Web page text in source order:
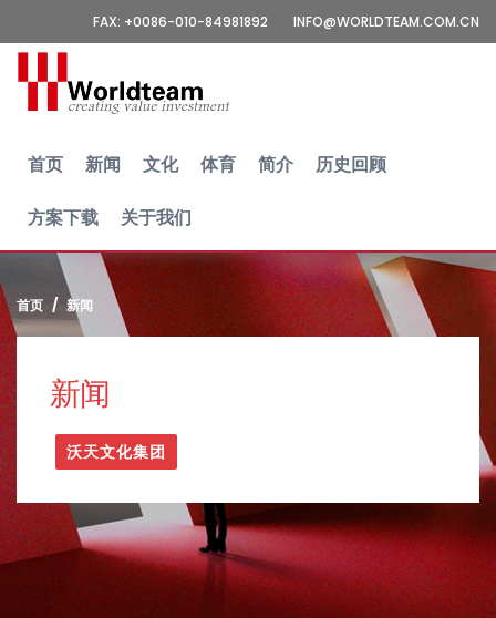
FAX: +0086-010-84981892 INFO@WORLDTEAM.COM.CN
首页 新闻 文化 体育 简介 历史回顾
方案下载 关于我们
首页 新闻
新闻
沃天文化集团